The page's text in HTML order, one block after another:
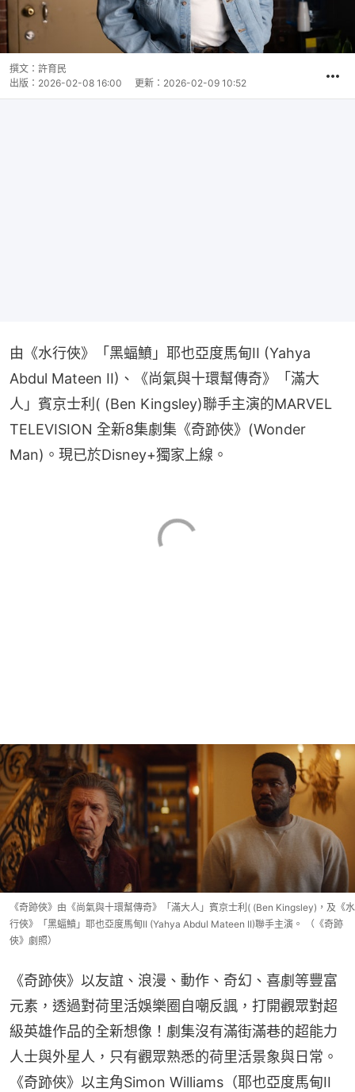
撰文： 許育民
出版： 2026-02-08 16:00 更新： 2026-02-09 10:52
由《水行俠》「黑蝠鱝」耶也亞度馬甸II (Yahya
Abdul Mateen II)、《尚氣與十環幫傳奇》「滿大
人」賓京士利( (Ben Kingsley)聯手主演的MARVEL
TELEVISION 全新8集劇集《奇跡俠》(Wonder
Man)。現已於Disney+獨家上線。
《奇跡俠》由《尚氣與十環幫傳奇》「滿大人」賓京士利( (Ben Kingsley)，及《水
行俠》「黑蝠鱝」耶也亞度馬甸II (Yahya Abdul Mateen II)聯手主演。 （《奇跡
俠》劇照）
《奇跡俠》以友誼、浪漫、動作、奇幻、喜劇等豐富
元素，透過對荷里活娛樂圈自嘲反諷，打開觀眾對超
級英雄作品的全新想像！劇集沒有滿街滿巷的超能力
人士與外星人，只有觀眾熟悉的荷里活景象與日常。
《奇跡俠》以主角Simon Williams（耶也亞度馬甸II